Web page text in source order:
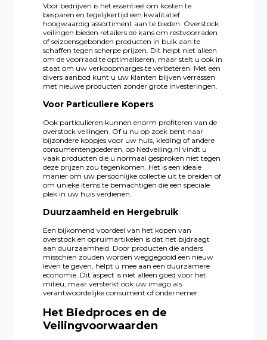
Voor bedrijven is het essentieel om kosten te
besparen en tegelijkertijd een kwalitatief
hoogwaardig assortiment aan te bieden. Overstock
veilingen bieden retailers de kans om restvoorraden
of seizoensgebonden producten in bulk aan te
schaffen tegen scherpe prijzen. Dit helpt niet alleen
om de voorraad te optimaliseren, maar stelt u ook in
staat om uw verkoopmarges te verbeteren. Met een
divers aanbod kunt u uw klanten blijven verrassen
met nieuwe producten zonder grote investeringen.
Voor Particuliere Kopers
Ook particulieren kunnen enorm profiteren van de
overstock veilingen. Of u nu op zoek bent naar
bijzondere koopjes voor uw huis, kleding of andere
consumentengoederen, op Nedveiling.nl vindt u
vaak producten die u normaal gesproken niet tegen
deze prijzen zou tegenkomen. Het is een ideale
manier om uw persoonlijke collectie uit te breiden of
om unieke items te bemachtigen die een speciale
plek in uw huis verdienen.
Duurzaamheid en Hergebruik
Een bijkomend voordeel van het kopen van
overstock en opruimartikelen is dat het bijdraagt
aan duurzaamheid. Door producten die anders
misschien zouden worden weggegooid een nieuw
leven te geven, helpt u mee aan een duurzamere
economie. Dit aspect is niet alleen goed voor het
milieu, maar versterkt ook uw imago als
verantwoordelijke consument of ondernemer.
Het Biedproces en de
Veilingvoorwaarden